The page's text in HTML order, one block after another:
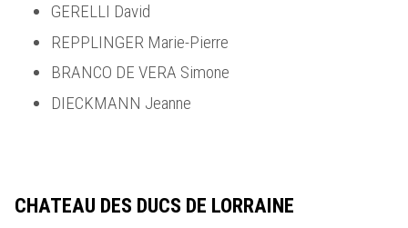
GERELLI David
REPPLINGER Marie-Pierre
BRANCO DE VERA Simone
DIECKMANN Jeanne
CHATEAU DES DUCS DE LORRAINE